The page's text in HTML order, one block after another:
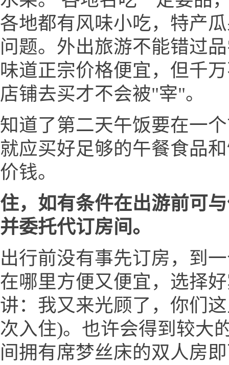
各地都有风味小吃，特产
问题。外出旅游不能错过
味道正宗价格便宜，但千
店铺去买才不会被"宰"。
知道了第二天午饭要在一
就应买好足够的午餐食品
价钱。
住，如有条件在出游前可
并委托代订房间。
出行前没有事先订房，到
在哪里方便又便宜，选择
讲：我又来光顾了，你们
次入住)。也许会得到较大
间拥有席梦丝床的双人房